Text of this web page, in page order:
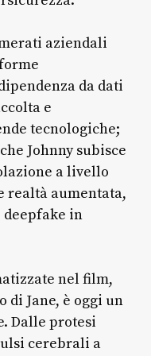
aziendali
da dati
e
tecnologiche;
Johnny subisce
a livello
realtà aumentata,
deepfake in
nel film,
di Jane, è oggi un
Dalle protesi
cerebrali a